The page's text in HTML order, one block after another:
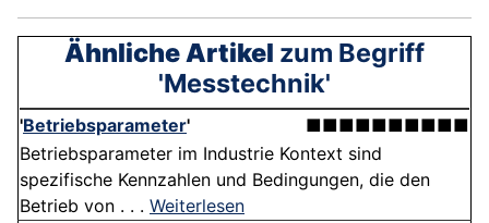
Ähnliche Artikel zum Begriff
'Messtechnik'
'Betriebsparameter'
■■■■■■■■■■
Betriebsparameter im Industrie Kontext sind
spezifische Kennzahlen und Bedingungen, die den
Betrieb von . . . Weiterlesen